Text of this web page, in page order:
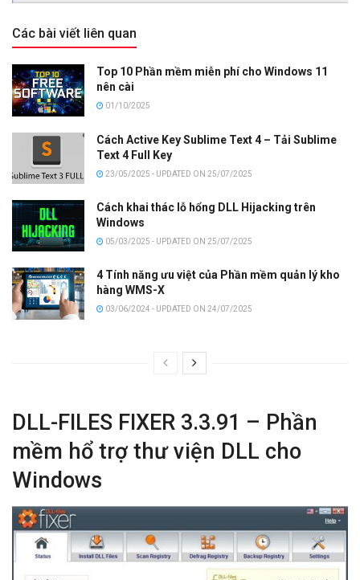
Các bài viết liên quan
Top 10 Phần mềm miễn phí cho Windows 11
nên cài
01/10/2025
Cách Active Key Sublime Text 4 – Tải Sublime
Text 4 Full Key
23/05/2025 - UPDATED ON 25/07/2025
Cách khai thác lỗ hổng DLL Hijacking trên
Windows
05/03/2025 - UPDATED ON 25/07/2025
4 Tính năng ưu việt của Phần mềm quản lý kho
hàng WMS-X
03/06/2024 - UPDATED ON 24/07/2025
DLL-FILES FIXER 3.3.91 – Phần
mềm hổ trợ thư viện DLL cho
Windows